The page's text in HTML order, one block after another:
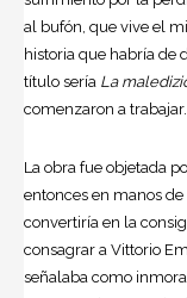
al bufón, que vive el
historia que habría de
título sería La
comenzaron a trabajar.
La obra fue objetada
entonces en manos
convertiría en la
consagrar a Vittorio
señalaba como